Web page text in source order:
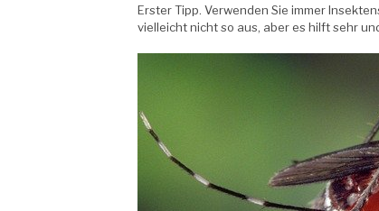
Erster Tipp. Verwenden Sie immer
vielleicht nicht so aus, aber es hilft sehr